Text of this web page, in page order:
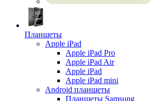
Планшеты
Apple iPad
Apple iPad Pro
Apple iPad Air
Apple iPad
Apple iPad mini
Android планшеты
Планшеты Samsung